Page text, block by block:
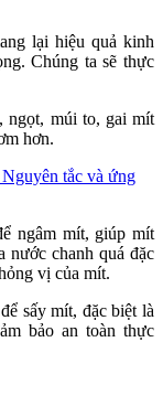
lại hiệu quả kinh
Chúng ta sẽ thực
ngọt, múi to, gai mít
hơn.
tắc và ứng
ngâm mít, giúp mít
nước chanh quá đặc
vị của mít.
sấy mít, đặc biệt là
bảo an toàn thực